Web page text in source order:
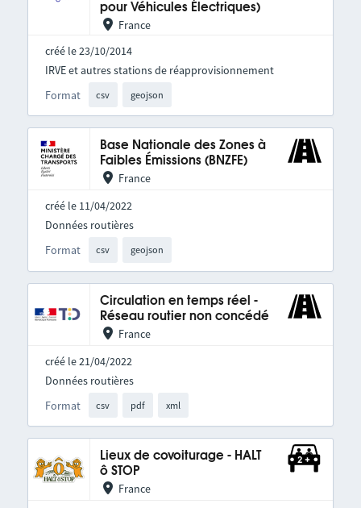
pour Véhicules Électriques)
France
créé le 23/10/2014
Format csv geojson
IRVE et autres stations de réapprovisionnement
Base Nationale des Zones à
Faibles Émissions (BNZFE)
France
créé le 11/04/2022
Format csv geojson
Données routières
Circulation en temps réel -
Réseau routier non concédé
France
créé le 21/04/2022
Format csv pdf xml
Données routières
Lieux de covoiturage - HALT
ô STOP
France